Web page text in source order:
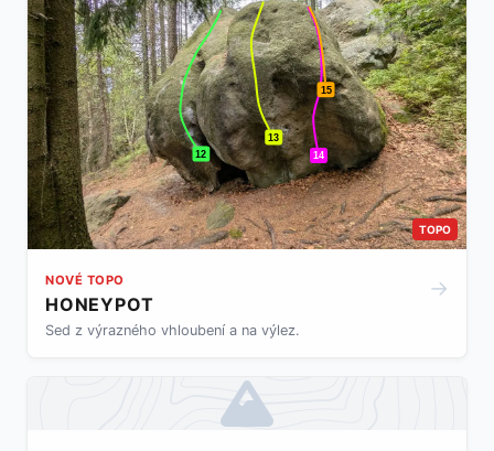
výcuc z lezecké oblasti. Už třetí po Prokopském údolí
a Hlubočepských plotnách.
12
13
14
15
TOPO
NOVÉ TOPO
HONEYPOT
Sed z výrazného vhloubení a na výlez.
→